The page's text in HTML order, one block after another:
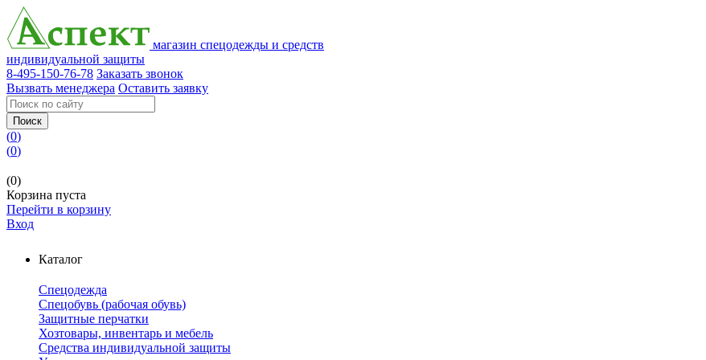
магазин спецодежды и средств
индивидуальной защиты
8-495-150-76-78 Заказать звонок
Вызвать менеджера Оставить заявку
Поиск
(0)
(0)
(0)
Корзина пуста
Перейти в корзину
Вход
Каталог
Спецодежда
Спецобувь (рабочая обувь)
Защитные перчатки
Хозтовары, инвентарь и мебель
Средства индивидуальной защиты